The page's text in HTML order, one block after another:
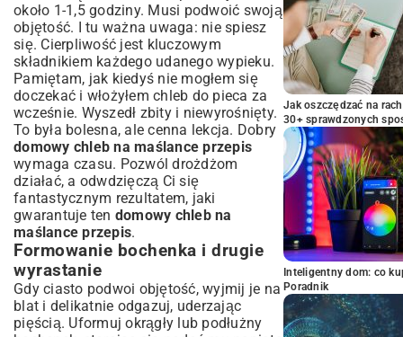
około 1-1,5 godziny. Musi podwoić swoją
objętość. I tu ważna uwaga: nie spiesz
się. Cierpliwość jest kluczowym
składnikiem każdego udanego wypieku.
Pamiętam, jak kiedyś nie mogłem się
doczekać i włożyłem chleb do pieca za
wcześnie. Wyszedł zbity i niewyrośnięty.
To była bolesna, ale cenna lekcja. Dobry
domowy chleb na maślance przepis
wymaga czasu. Pozwól drożdżom
działać, a odwdzięczą Ci się
fantastycznym rezultatem, jaki
gwarantuje ten domowy chleb na
maślance przepis.
Formowanie bochenka i drugie
wyrastanie
Gdy ciasto podwoi objętość, wyjmij je na
blat i delikatnie odgazuj, uderzając
pięścią. Uformuj okrągły lub podłużny
Jak oszczędzać na
30+ sprawdzonych
Inteligentny dom: co
Poradnik